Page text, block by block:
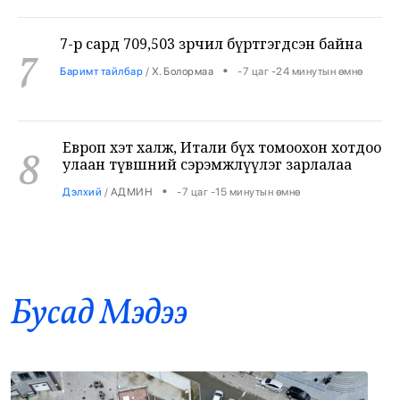
7
8
улаан түвшний сэрэмжлүүлэг зарлалаа
Дэлхий/ АДМИН • -7 цаг -15 минутын өмнө
10 Сонин хачин/АДМИН • -6 цаг -54 минутын өмнө
Бусад Mэдээ